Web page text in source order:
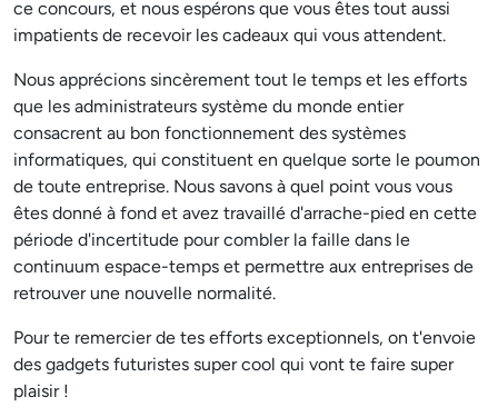
ce concours, et nous espérons que vous êtes tout aussi
impatients de recevoir les cadeaux qui vous attendent.
Nous apprécions sincèrement tout le temps et les efforts
que les administrateurs système du monde entier
consacrent au bon fonctionnement des systèmes
informatiques, qui constituent en quelque sorte le poumon
de toute entreprise. Nous savons à quel point vous vous
êtes donné à fond et avez travaillé d'arrache-pied en cette
période d'incertitude pour combler la faille dans le
continuum espace-temps et permettre aux entreprises de
retrouver une nouvelle normalité.
Pour te remercier de tes efforts exceptionnels, on t'envoie
des gadgets futuristes super cool qui vont te faire super
plaisir !